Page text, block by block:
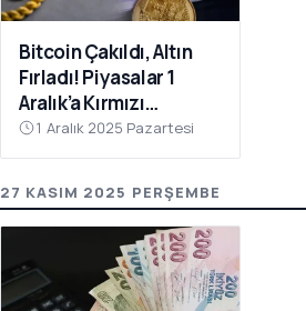
Bitcoin Çakıldı, Altın
Fırladı! Piyasalar 1
Aralık’a Kırmızı
Tablolarla Uyandı
1 Aralık 2025 Pazartesi
27 KASIM 2025 PERŞEMBE